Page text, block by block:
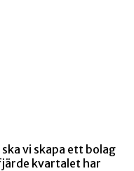
vi skapa ett bolag
kvartalet har